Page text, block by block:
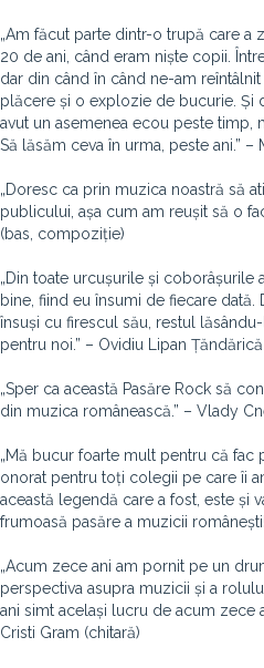
„Am făcut parte dintr-o trupă care a
20 de ani, când eram niște copii.
dar din când în când ne-am
plăcere și o explozie de bucurie. Și
avut un asemenea ecou peste timp,
Să lăsăm ceva în urma, peste ani.” –
„Doresc ca prin muzica noastră să
publicului, așa cum am reușit să o
(bas, compoziție)
„Din toate urcușurile și coborâșurile
bine, fiind eu însumi de fiecare dată.
însuși cu firescul său, restul
pentru noi.” – Ovidiu Lipan
„Sper ca această Pasăre Rock să
din muzica românească.” – Vlady
„Mă bucur foarte mult pentru că fac
onorat pentru toți colegii pe care îi
această legendă care a fost, este și
frumoasă pasăre a muzicii
„Acum zece ani am pornit pe un
perspectiva asupra muzicii și a
ani simt același lucru de acum zece
Cristi Gram (chitară)